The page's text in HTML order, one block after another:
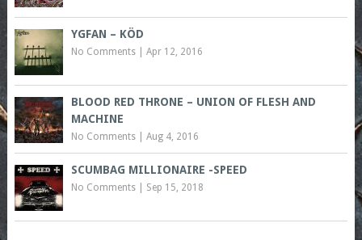
YGFAN – KÖD
No Comments| Apr 12, 2016
BLOOD RED THRONE – UNION OF FLESH AND
MACHINE
No Comments| Aug 4, 2016
SCUMBAG MILLIONAIRE -SPEED
No Comments| Sep 15, 2018